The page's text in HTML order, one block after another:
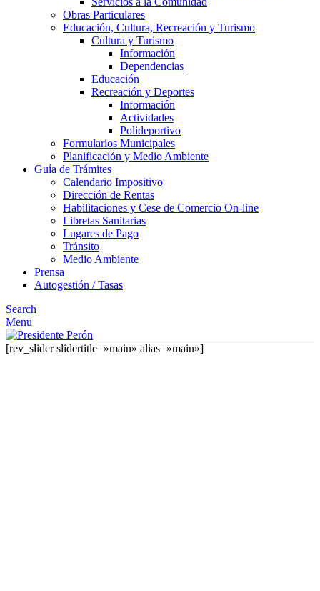
Obras Particulares
Educación, Cultura, Recreación y Turismo
Cultura y Turismo
Información
Dependencias
Educación
Recreación y Deportes
Información
Actividades
Polideportivo
Formularios Municipales
Planificación y Medio Ambiente
Guía de Trámites
Calendario Impositivo
Dirección de Rentas
Habilitaciones y Cese de Comercio On-line
Libretas Sanitarias
Lugares de Pago
Tránsito
Medio Ambiente
Prensa
Autogestión / Tasas
Search
Menu
[rev_slider slidertitle=»main» alias=»main»]